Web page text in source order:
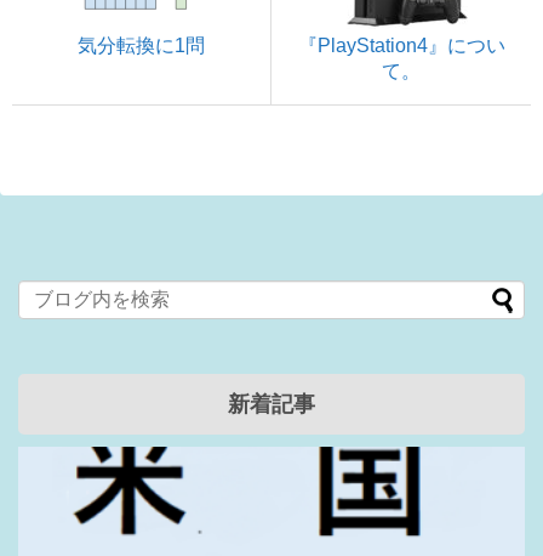
気分転換に1問
『PlayStation4』につい
て。
新着記事